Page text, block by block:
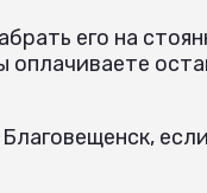
его на